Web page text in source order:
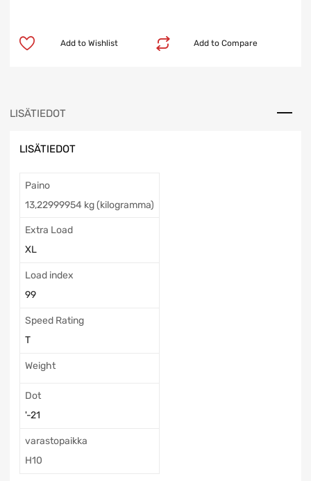
Add to Compare
Add to Wishlist
LISÄTIEDOT
LISÄTIEDOT
Paino
13,22999954 kg (kilogramma)
Extra Load
XL
Load index
99
Speed Rating
T
Weight
Dot
'-21
varastopaikka
H10